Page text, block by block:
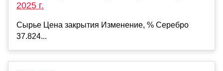
2025 г.
Сырье Цена закрытия Изменение, % Серебро
37.824...